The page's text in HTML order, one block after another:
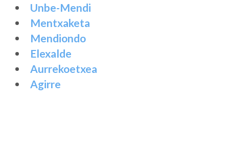
Unbe-Mendi
Mentxaketa
Mendiondo
Elexalde
Aurrekoetxea
Agirre